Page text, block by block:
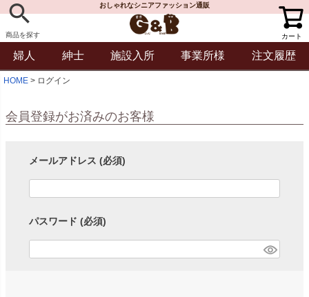
商品を探す
おしゃれなシニアファッション通販
カート
婦人 紳士 施設入所 事業所様 注文履歴
HOME ログイン
会員登録がお済みのお客様
メールアドレス (必須)
パスワード (必須)